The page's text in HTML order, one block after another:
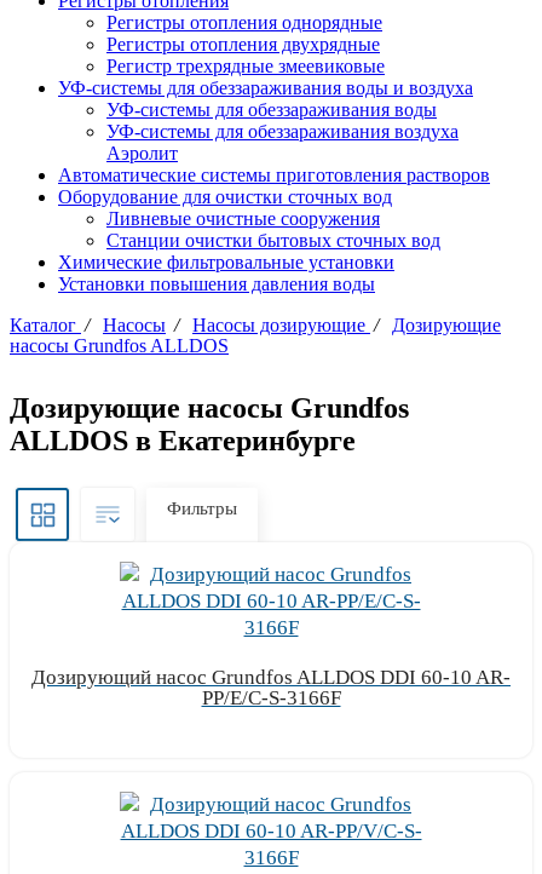
Регистры отопления однорядные
Регистры отопления двухрядные
Регистр трехрядные змеевиковые
УФ-системы для обеззараживания воды и воздуха
УФ-системы для обеззараживания воды
УФ-системы для обеззараживания воздуха
Аэролит
Автоматические системы приготовления растворов
Оборудование для очистки сточных вод
Ливневые очистные сооружения
Станции очистки бытовых сточных вод
Химические фильтровальные установки
Установки повышения давления воды
Каталог / Насосы / Насосы дозирующие / Дозирующие
насосы Grundfos ALLDOS
Дозирующие насосы Grundfos
ALLDOS в Екатеринбурге
Фильтры
Дозирующий насос Grundfos ALLDOS DDI 60-10 AR-
PP/E/C-S-3166F